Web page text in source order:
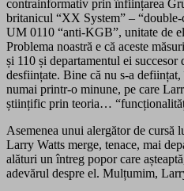
contrainformativ prin înființarea
britanicul “XX System” – “
UM 0110 “anti-KGB”, unitate de
Problema noastră e că aceste
și 110 și departamentul ei
desființate. Bine că nu s-a
numai printr-o minune, pe care
științific prin teoria…
Asemenea unui alergător de cursă
Larry Watts merge, tenace, mai
alături un întreg popor care
adevărul despre el. Mulțumim,